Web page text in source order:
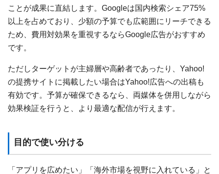
ことが成果に直結します。Googleは国内検索シェア75%
以上を占めており、少額の予算でも広範囲にリーチできる
ため、費用対効果を重視するならGoogle広告がおすすめ
です。
ただしターゲットが主婦層や高齢者であったり、Yahoo!
の提携サイトに掲載したい場合はYahoo!広告への出稿も
有効です。予算が確保できるなら、両媒体を併用しながら
効果検証を行うと、より最適な配信が行えます。
目的で使い分ける
「アプリを広めたい」「海外市場を視野に入れている」と